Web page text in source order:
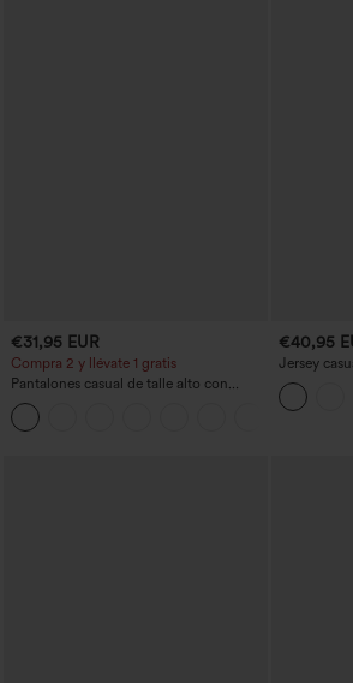
€31,95 EUR
Compra 2 y llévate 1 gratis
Pantalones casual de talle alto con
cordón, pernera ancha, en mezcla de
lino y con bolsillos
€40,95
Jersey
mangas